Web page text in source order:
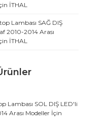
İTHAL
Lambası SAĞ DIŞ
2010-2014 Arası
İTHAL